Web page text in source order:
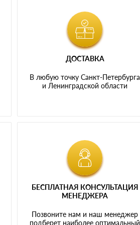
ДОСТАВКА
В любую точку Санкт-Петербурга
и Ленинградской области
БЕСПЛАТНАЯ КОНСУЛЬТАЦИЯ
МЕНЕДЖЕРА
Позвоните нам и наш менеджер
подберет наиболее оптимальный